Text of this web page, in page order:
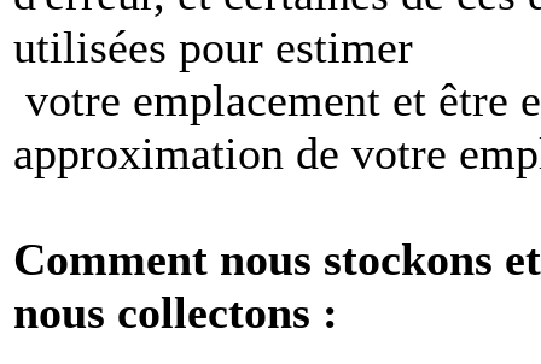
utilisées pour estimer
votre emplacement et être
approximation de votre
Comment nous stockons
nous collectons :